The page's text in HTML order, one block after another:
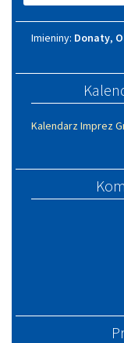
Imieniny
Imieniny: Donaty,
Kalendarz Imprez